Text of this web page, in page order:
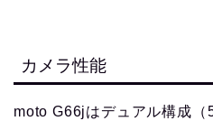
カメラ性能
moto G66jはデュアル構成（